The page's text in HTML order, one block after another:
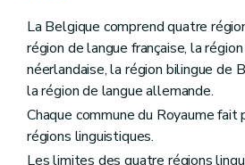
Art. 60
Section première
De la
Art. 61
Art. 62
Art. 63
Art. 64
Art. 65
Art. 66
Section II Du Sénat
La Belgique comprend quatre
région de langue française, la
néerlandaise, la région bilingue de
la région de langue allemande.
Chaque commune du Royaume fait
régions linguistiques.
Les limites des quatre régions